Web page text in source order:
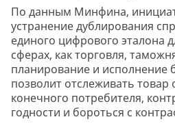
По данным Минфина,
устранение дублирования
единого цифрового эталона
сферах, как торговля,
планирование и исполнение
позволит отслеживать товар
конечного потребителя,
годности и бороться с